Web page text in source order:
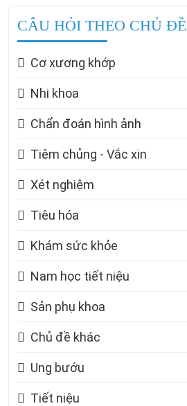
CÂU HỎI THEO CHỦ ĐỀ
Cơ xương khớp
Nhi khoa
Chẩn đoán hình ảnh
Tiêm chủng - Vắc xin
Xét nghiệm
Tiêu hóa
Khám sức khỏe
Nam học tiết niệu
Sản phụ khoa
Chủ đề khác
Ung bướu
Tiết niệu